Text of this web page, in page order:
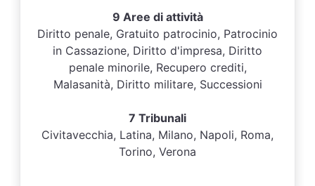
9 Aree di attività
Diritto penale, Gratuito patrocinio, Patrocinio
in Cassazione, Diritto d'impresa, Diritto
penale minorile, Recupero crediti,
Malasanità, Diritto militare, Successioni
7 Tribunali
Civitavecchia, Latina, Milano, Napoli, Roma,
Torino, Verona